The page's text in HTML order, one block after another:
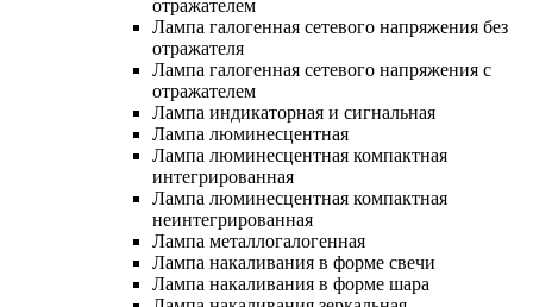
отражателем
Лампа галогенная сетевого напряжения без
отражателя
Лампа галогенная сетевого напряжения с
отражателем
Лампа индикаторная и сигнальная
Лампа люминесцентная
Лампа люминесцентная компактная
интегрированная
Лампа люминесцентная компактная
неинтегрированная
Лампа металлогалогенная
Лампа накаливания в форме свечи
Лампа накаливания в форме шара